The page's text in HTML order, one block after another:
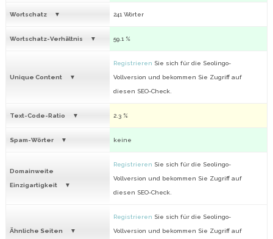
Wortschatz 241 Wörter
Wortschatz-Verhältnis 59.1 %
Unique Content
Registrieren Sie sich für die Seolingo-
Vollversion und bekommen Sie Zugriff auf
diesen SEO-Check.
Text-Code-Ratio 2.3 %
Spam-Wörter keine
Domainweite
Einzigartigkeit
Registrieren Sie sich für die Seolingo-
Vollversion und bekommen Sie Zugriff auf
diesen SEO-Check.
Ähnliche Seiten
Registrieren Sie sich für die Seolingo-
Vollversion und bekommen Sie Zugriff auf